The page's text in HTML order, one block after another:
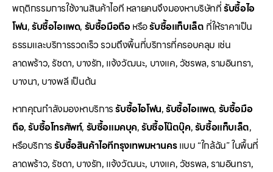
พฤติกรรมการใช้งานสินค้าไอที หลายคนจึงมองหาบริษัทที่รับซื้อไอ
โฟน,รับซื้อไอแพด, รับซื้อมือถือหรือรับซื้อแท็บเล็ต ที่ให้ราคาเป็น
ธรรมและบริการรวดเร็ว รวมถึงพื้นที่บริการที่ครอบคลุม เช่น
ลาดพร้าว, รัชดา, บางรัก, แจ้งวัฒนะ, บางแค, วัชรพล, รามอินทรา,
บางนา, บางพลี เป็นต้น
หากคุณกำลังมองหาบริการรับซื้อไอโฟน,รับซื้อไอแพด, รับซื้อมือ
ถือ,รับซื้อโทรศัพท์, รับซื้อแมคบุค,รับซื้อโน๊ตบุ๊ค,รับซื้อแท็บเล็ต,
หรือบริการรับซื้อสินค้าไอทีกรุงเทพมหานครแบบ “ใกล้ฉัน” ในพื้นที่
ลาดพร้าว, รัชดา, บางรัก, แจ้งวัฒนะ, บางแค, วัชรพล, รามอินทรา,